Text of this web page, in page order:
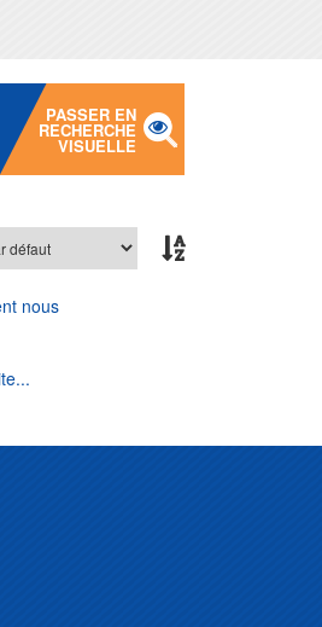
PASSER EN
RECHERCHE
VISUELLE
nous